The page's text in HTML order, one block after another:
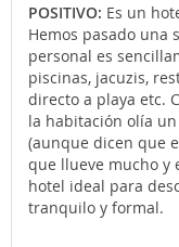
POSITIVO: Es un
Hemos pasado una
personal es
piscinas, jacuzis,
directo a playa etc.
la habitación olía
(aunque dicen que
que llueve mucho y
hotel ideal para
tranquilo y formal.